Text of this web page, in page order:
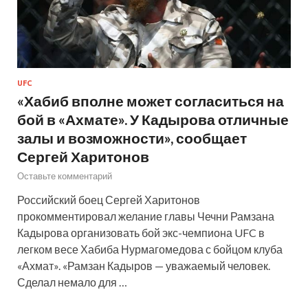
UFC
«Хабиб вполне может согласиться на
бой в «Ахмате». У Кадырова отличные
залы и возможности», сообщает
Сергей Харитонов
Оставьте комментарий
Российский боец Сергей Харитонов
прокомментировал желание главы Чечни Рамзана
Кадырова организовать бой экс-чемпиона UFC в
легком весе Хабиба Нурмагомедова с бойцом клуба
«Ахмат». «Рамзан Кадыров — уважаемый человек.
Сделал немало для …